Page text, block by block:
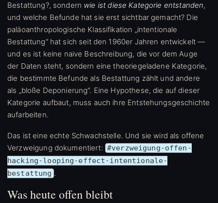
Bestattung?, sondern wie ist diese Kategorie entstanden,
und welche Befunde hat sie erst sichtbar gemacht? Die
paläoanthropologische Klassifikation „intentionale
Bestattung“ hat sich seit den 1960er Jahren entwickelt —
und es ist keine naive Beschreibung, die vor dem Auge
der Daten steht, sondern eine theoriegeladene Kategorie,
die bestimmte Befunde als Bestattung zählt und andere
als „bloße Deponierung“. Eine Hypothese, die auf dieser
Kategorie aufbaut, muss auch ihre Entstehungsgeschichte
aufarbeiten.
Das ist eine echte Schwachstelle. Und sie wird als offene
Verzweigung dokumentiert: #verzweigung-offen-
hacking-looping-effect-intentionale-
bestattung .
Was heute offen bleibt